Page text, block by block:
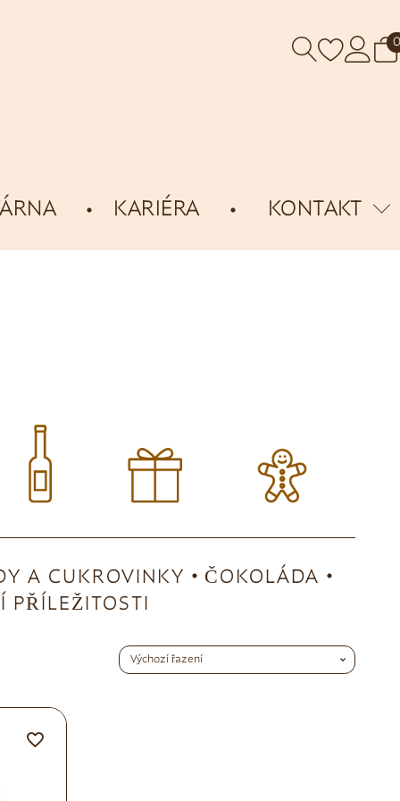
0
KARIÉRA KONTAKT
A CUKROVINKY
ČOKOLÁDA
PŘÍLEŽITOSTI